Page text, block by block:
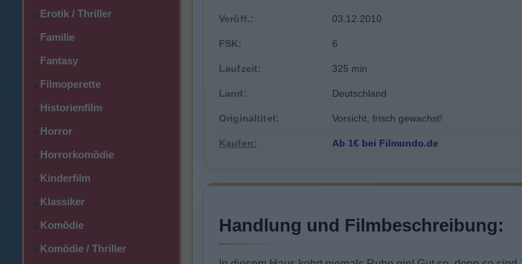
>Erotik / Thriller
>Familie
>Fantasy
>Filmoperette
>Historienfilm
>Horror
>Horrorkomödie
>Kinderfilm
>Klassiker
>Komödie
>Komödie / Thriller
Veröff.: 03.12.2010
FSK: 6
Laufzeit: 325 min
Land: Deutschland
Originaltitel: Vorsicht, frisch gewachst!
Kaufen: Ab 1€ bei Filmundo.de
Handlung und Filmbeschreibung: